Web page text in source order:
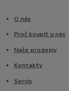
O nás
Proč koupit u nás
Naše prodejny
Kontakty
Servis